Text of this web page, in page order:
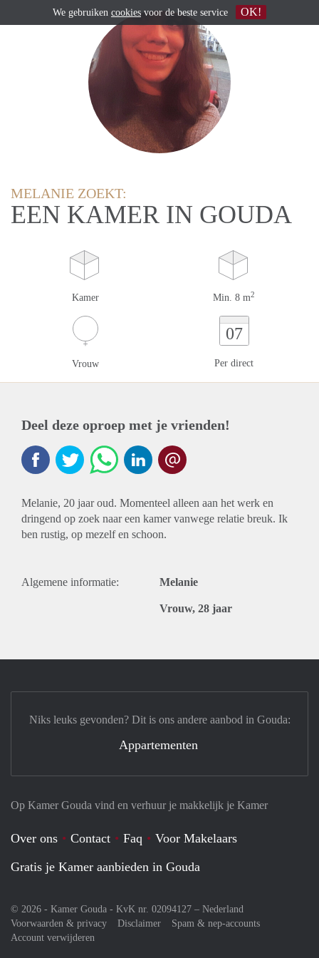
MELANIE ZOEKT:
EEN KAMER IN GOUDA
Kamer Min. 8 m2
Vrouw
07
Per direct
Deel deze oproep met je vrienden!
Melanie, 20 jaar oud. Momenteel alleen aan het werk en
dringend op zoek naar een kamer vanwege relatie breuk. Ik
ben rustig, op mezelf en schoon.
Algemene informatie: Melanie
Vrouw, 28 jaar
Op Kamer Gouda vind en verhuur je makkelijk je Kamer
Over ons Contact Faq
Voor Makelaars
Gratis je Kamer aanbieden in Gouda
© 2026 - Kamer Gouda - KvK nr. 02094127 – Nederland
Voorwaarden & privacy
Disclaimer
Spam & nep-accounts
Account verwijderen
Niks leuks gevonden? Dit is ons andere aanbod in Gouda:
Appartementen
We gebruiken cookies voor de beste service OK!